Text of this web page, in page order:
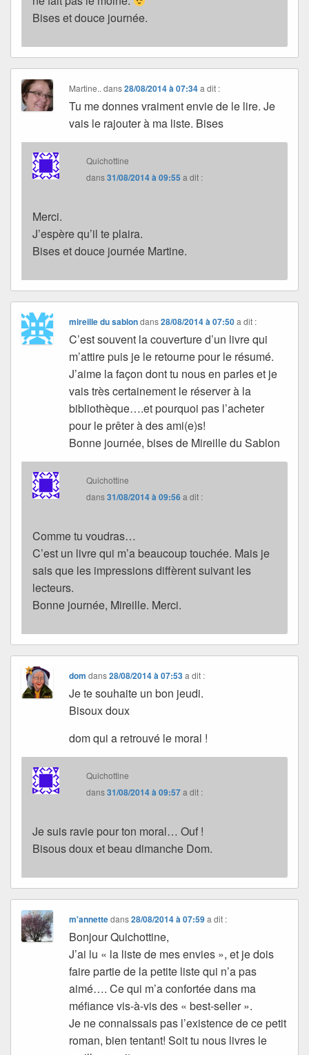
Bises et douce journée.
Martine.. dans28/08/2014 à 07:34 a dit :
Tu me donnes vraiment envie de le lire. Je
vais le rajouter à ma liste. Bises
Quichottine
dans31/08/2014 à 09:55 a dit :
Merci.
J’espère qu’il te plaira.
Bises et douce journée Martine.
mireille du sablondans28/08/2014 à 07:50 a dit :
C’est souvent la couverture d’un livre qui
m’attire puis je le retourne pour le résumé.
J’aime la façon dont tu nous en parles et je
vais très certainement le réserver à la
bibliothèque….et pourquoi pas l’acheter
pour le prêter à des ami(e)s!
Bonne journée, bises de Mireille du Sablon
Quichottine
dans31/08/2014 à 09:56a dit :
Comme tu voudras…
C’est un livre qui m’a beaucoup touchée. Mais je
sais que les impressions diffèrent suivant les
lecteurs.
Bonne journée, Mireille. Merci.
dom dans28/08/2014 à 07:53 a dit :
Je te souhaite un bon jeudi.
Bisoux doux
dom qui a retrouvé le moral !
Quichottine
dans31/08/2014 à 09:57a dit :
Je suis ravie pour ton moral… Ouf !
Bisous doux et beau dimanche Dom.
m'annettedans28/08/2014 à 07:59 a dit :
Bonjour Quichottine,
J’ai lu « la liste de mes envies », et je dois
faire partie de la petite liste qui n’a pas
aimé…. Ce qui m’a confortée dans ma
méfiance vis-à-vis des « best-seller ».
Je ne connaissais pas l’existence de ce petit
roman, bien tentant! Soit tu nous livres le